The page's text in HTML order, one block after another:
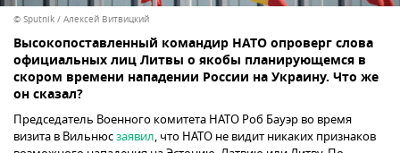
© Sputnik / Алексей Витвицкий
Высокопоставленный командир НАТО опроверг слова
официальных лиц Литвы о якобы планирующемся в
скором времени нападении России на Украину. Что же
он сказал?
Председатель Военного комитета НАТО Роб Бауэр во время
визита в Вильнюсзаявил, что НАТО не видит никаких признаков